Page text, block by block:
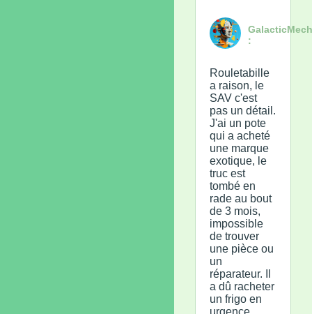
:
Rouletabille
a raison, le
SAV c'est
pas un détail.
J'ai un pote
qui a acheté
une marque
exotique, le
truc est
tombé en
rade au bout
de 3 mois,
impossible
de trouver
une pièce ou
un
réparateur. Il
a dû racheter
un frigo en
urgence,